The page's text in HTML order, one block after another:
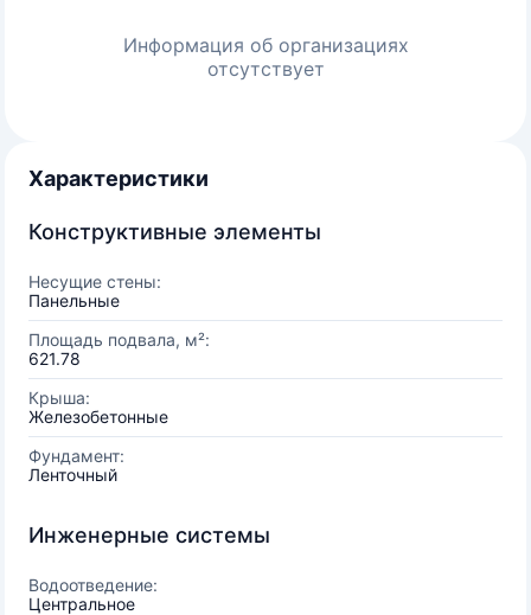
Информация об организациях
отсутствует
Характеристики
Конструктивные элементы
Несущие стены:
Панельные
Площадь подвала, м²:
621.78
Крыша:
Железобетонные
Фундамент:
Ленточный
Инженерные системы
Водоотведение:
Центральное